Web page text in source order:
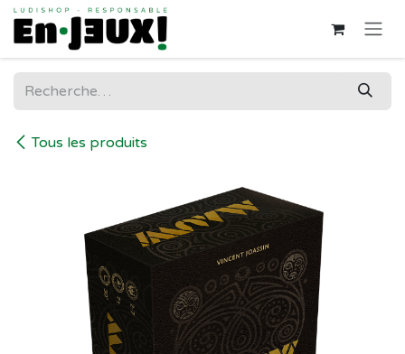
Se rendre au contenu
Tous les produits